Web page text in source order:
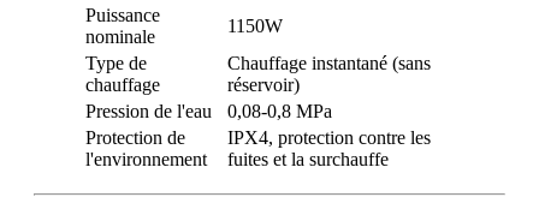
Puissance
nominale
1150W
Type de
chauffage
Chauffage instantané (sans
réservoir)
Pression de l'eau
0,08-0,8 MPa
Protection de
l'environnement
IPX4, protection contre les
fuites et la surchauffe